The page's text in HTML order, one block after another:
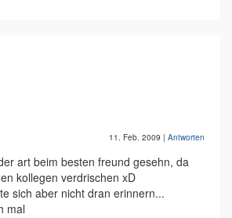
11. Feb. 2009 | Antworten
art beim besten freund gesehn, da
kollegen verdrischen xD
sich aber nicht dran erinnern...
mal